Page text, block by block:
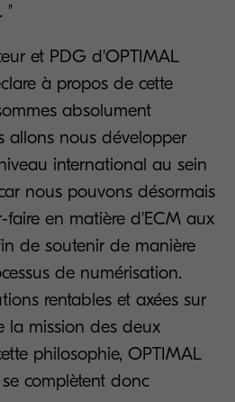
"
et PDG d'OPTIMAL
à propos de cette
absolument
allons nous développer
international au sein
nous pouvons désormais
faire en matière d'ECM aux
de soutenir de manière
de numérisation.
rentables et axées sur
la mission des deux
philosophie, OPTIMAL
se complètent donc